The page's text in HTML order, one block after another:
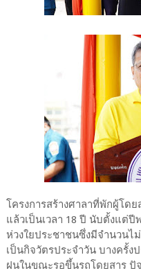
โครงการสร้างศาลาที่พักผู้โด
แล้วเป็นเวลา 18 ปี นับตั้งแต่ปี
ห่วงใยประชาชนซึ่งมีจำนวนไ
เป็นกิจวัตรประจำวัน บางครั้
ฝนในขณะรอขึ้นรถโดยสาร ปั